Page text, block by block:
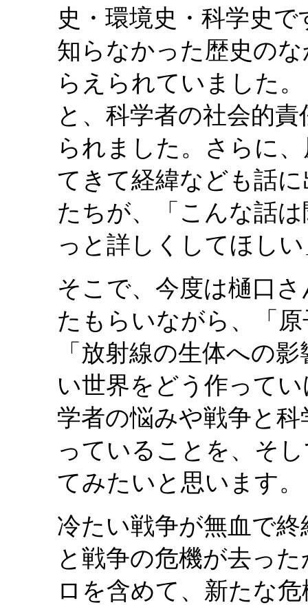
史・環境史・科学史
知らなかった歴史の
らえられていました
と、科学者の社会的
られました。さらに
てきて経緯なども話
たちが、「こんな話
っと詳しくしてほし
そこで、今度は樋口
たもらいながら、「
「放射線の生体への
い世界をどう作って
学者の悩みや戦争と
っていることを、そ
てみたいと思います。
冷たい戦争が無血で
と戦争の危機が去っ
ロを含めて、新たな